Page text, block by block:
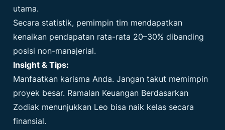
utama.
Secara statistik, pemimpin tim mendapatkan
kenaikan pendapatan rata-rata 20–30% dibanding
posisi non-manajerial.
Insight & Tips:
Manfaatkan karisma Anda. Jangan takut memimpin
proyek besar. Ramalan Keuangan Berdasarkan
Zodiak menunjukkan Leo bisa naik kelas secara
finansial.